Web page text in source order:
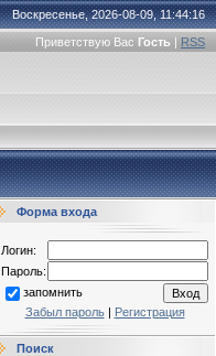
Воскресенье, 2026-08-09, 11:44:16
Приветствую Вас Гость | RSS
Форма входа
Логин:
Пароль:
запомнить
Забыл пароль| Регистрация
Поиск